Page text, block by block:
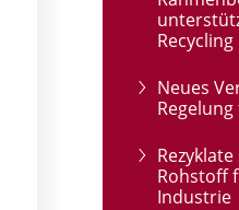
Neues
Rohstoff
Industrie